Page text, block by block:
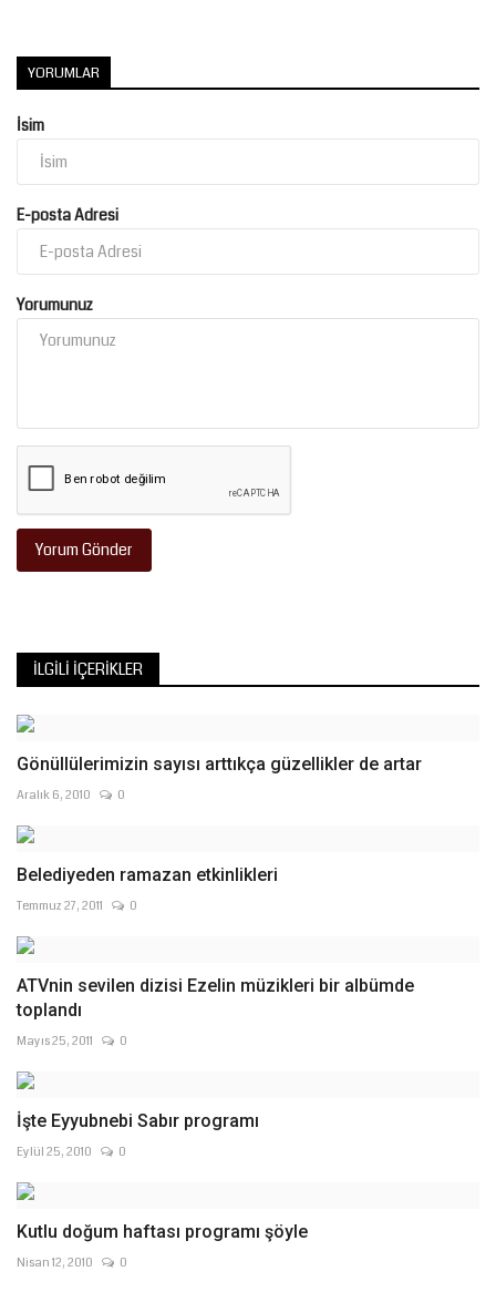
YORUMLAR
İsim
E-posta Adresi
Yorumunuz
Yorum Gönder
İLGILI İÇERIKLER
Gönüllülerimizin sayısı arttıkça güzellikler de artar
Aralık 6, 2010 0
Belediyeden ramazan etkinlikleri
Temmuz 27, 2011 0
ATVnin sevilen dizisi Ezelin müzikleri bir albümde
toplandı
Mayıs 25, 2011 0
İşte Eyyubnebi Sabır programı
Eylül 25, 2010 0
Kutlu doğum haftası programı şöyle
Nisan 12, 2010 0